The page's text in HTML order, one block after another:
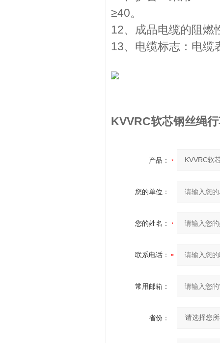
≥40。
12、成品电缆的阻燃
13、电缆标志：电缆
KVVRC软芯钢丝绳
产品：
您的单位：
您的姓名：
联系电话：
常用邮箱：
省份：